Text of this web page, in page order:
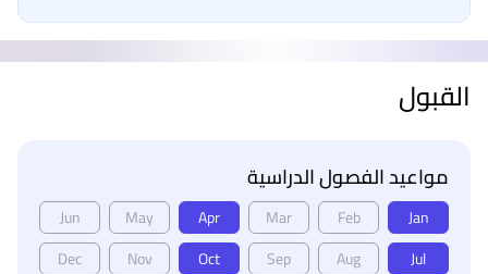
القبول
مواعيد الفصول الدراسية
Jan
Feb
Mar
Apr
May
Jun
Jul
Aug
Sep
Oct
Nov
Dec